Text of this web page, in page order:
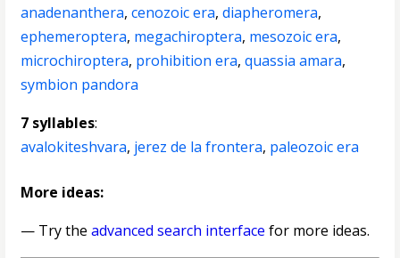
anadenanthera,cenozoic era,diapheromera,
ephemeroptera, megachiroptera, mesozoic era,
microchiroptera, prohibition era,quassia amara,
symbion pandora
7 syllables:
avalokiteshvara, jerez de la frontera, paleozoic era
More ideas:
— Try theadvanced search interface for more ideas.